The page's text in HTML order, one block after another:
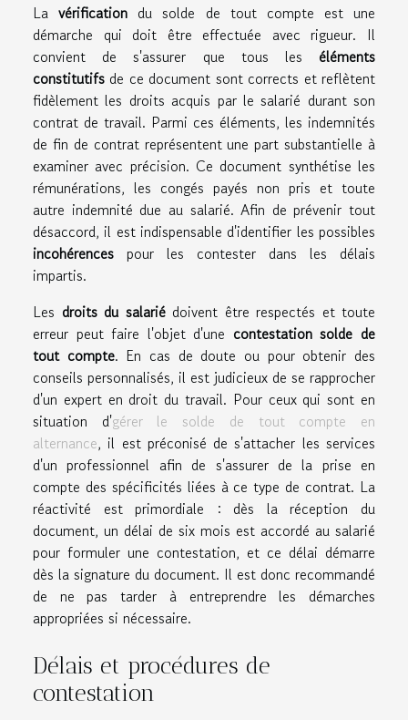
Lavérification du solde de tout compte est une
démarche qui doit être effectuée avec rigueur. Il
convient de s'assurer que tous les éléments
constitutifs de ce document sont corrects et reflètent
fidèlement les droits acquis par le salarié durant son
contrat de travail. Parmi ces éléments, les indemnités
de fin de contrat représentent une part substantielle à
examiner avec précision. Ce document synthétise les
rémunérations, les congés payés non pris et toute
autre indemnité due au salarié. Afin de prévenir tout
désaccord, il est indispensable d'identifier les possibles
incohérences pour les contester dans les délais
impartis.
Les droits du salariédoivent être respectés et toute
erreur peut faire l'objet d'une contestation solde de
tout compte. En cas de doute ou pour obtenir des
conseils personnalisés, il est judicieux de se rapprocher
d'un expert en droit du travail. Pour ceux qui sont en
situation d'gérer le solde de tout compte en
alternance, il est préconisé de s'attacher les services
d'un professionnel afin de s'assurer de la prise en
compte des spécificités liées à ce type de contrat. La
réactivité est primordiale : dès la réception du
document, un délai de six mois est accordé au salarié
pour formuler une contestation, et ce délai démarre
dès la signature du document. Il est donc recommandé
de ne pas tarder à entreprendre les démarches
appropriées si nécessaire.
Délais et procédures de
contestation